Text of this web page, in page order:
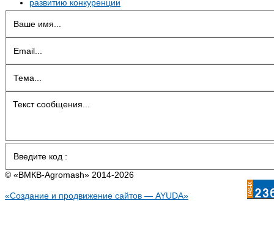
© «BMКB-Аgromash» 2014-2026
«Создание и продвижение сайтов — AYUDA»